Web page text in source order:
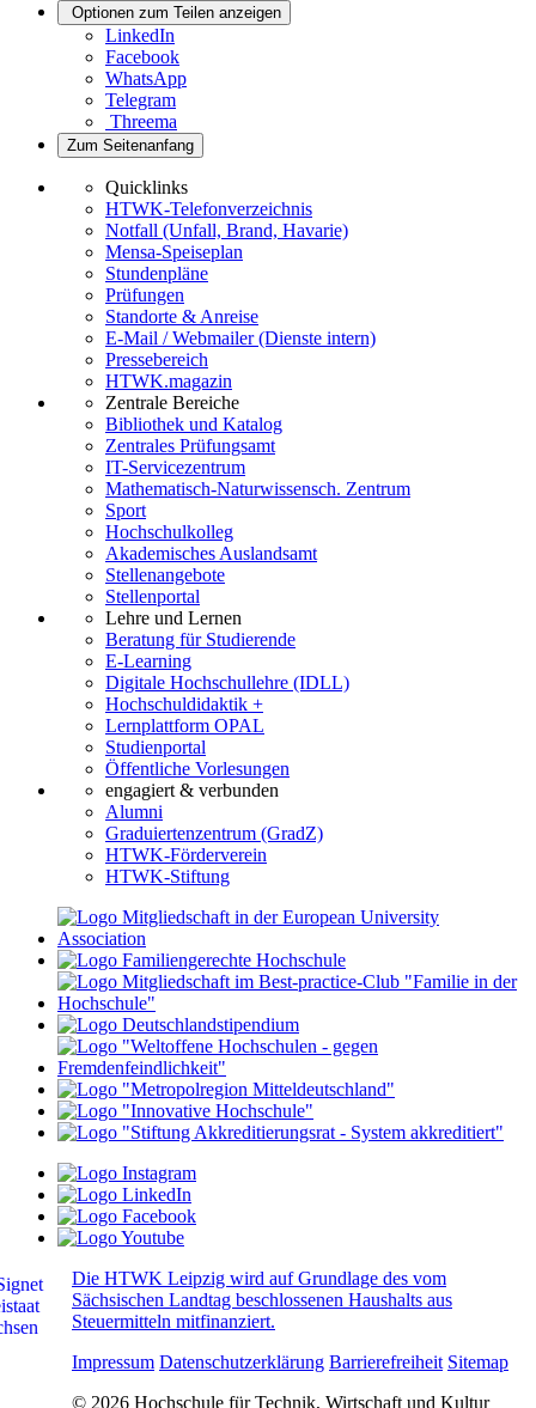
Optionen zum Teilen anzeigen
LinkedIn
Facebook
WhatsApp
Telegram
Threema
Zum Seitenanfang
Quicklinks
HTWK-Telefonverzeichnis
Notfall (Unfall, Brand, Havarie)
Mensa-Speiseplan
Stundenpläne
Prüfungen
Standorte & Anreise
E-Mail / Webmailer (Dienste intern)
Pressebereich
HTWK.magazin
Zentrale Bereiche
Bibliothek und Katalog
Zentrales Prüfungsamt
IT-Servicezentrum
Mathematisch-Naturwissensch. Zentrum
Sport
Hochschulkolleg
Akademisches Auslandsamt
Stellenangebote
Stellenportal
Lehre und Lernen
Beratung für Studierende
E-Learning
Digitale Hochschullehre (IDLL)
Hochschuldidaktik +
Lernplattform OPAL
Studienportal
Öffentliche Vorlesungen
engagiert & verbunden
Alumni
Graduiertenzentrum (GradZ)
HTWK-Förderverein
HTWK-Stiftung
Die HTWK Leipzig wird auf Grundlage des vom
Sächsischen Landtag beschlossenen Haushalts aus
Steuermitteln mitfinanziert.
Impressum Datenschutzerklärung Barrierefreiheit Sitemap
© 2026 Hochschule für Technik, Wirtschaft und Kultur